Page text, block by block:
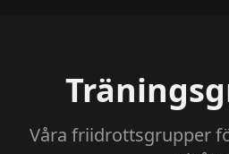
Våra friidrottsgrupper